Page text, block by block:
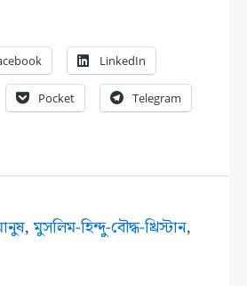
LinkedIn
Pocket Telegram
,মুসলিম-হিন্দু-বৌদ্ধ-খ্রিস্টান,